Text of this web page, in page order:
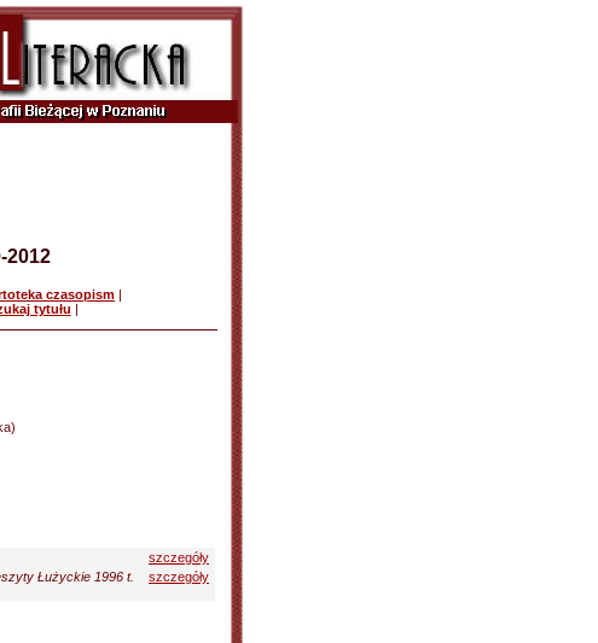
2012
czasopism |
tytułu |
szczegóły
Łużyckie 1996 t.
szczegóły